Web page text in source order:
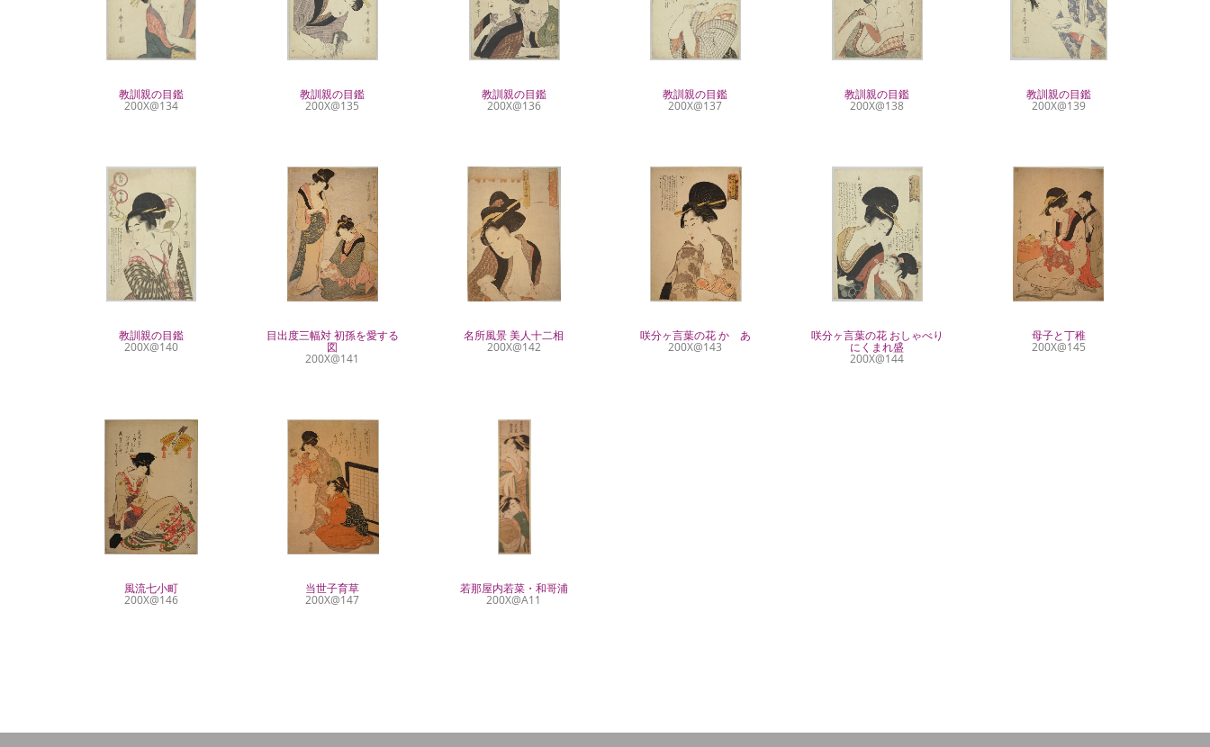
教訓親の目鑑
200X@134
教訓親の目鑑
200X@135
教訓親の目鑑
200X@136
教訓親の目鑑
200X@137
教訓親の目鑑
200X@138
教訓親の目鑑
200X@139
教訓親の目鑑
200X@140
目出度三幅対 初孫を愛する
図
200X@141
名所風景 美人十二相
200X@142
咲分ヶ言葉の花 かゝあ
200X@143
咲分ヶ言葉の花 おしゃべり
にくまれ盛
200X@144
母子と丁稚
200X@145
風流七小町
200X@146
当世子育草
200X@147
若那屋内若菜・和哥浦
200X@A11